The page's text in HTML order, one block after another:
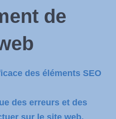
de
des éléments SEO
des erreurs et des
sur le site web.